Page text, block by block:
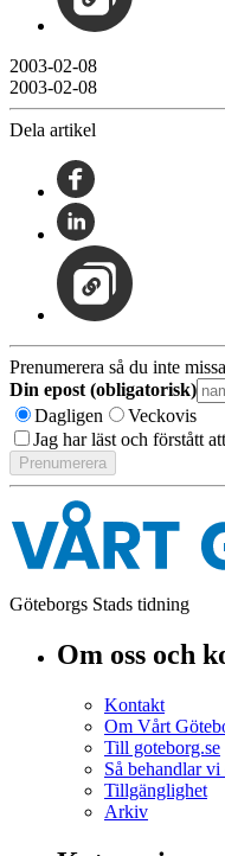
2003-02-08
2003-02-08
Dela artikel
Prenumerera så du inte
Din epost (obligatorisk)
Dagligen
Veckovis
Jag har läst och förstått
Göteborgs Stads tidning
Om oss och
Kontakt
Om Vårt
Till goteborg.se
Så behandlar
Tillgänglighet
Arkiv